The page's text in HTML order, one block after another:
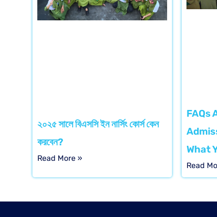
২০২৫ সালে বিএসসি ইন নার্সিং কোর্স কেন
করবেন?
Read More »
FAQs
What
Read